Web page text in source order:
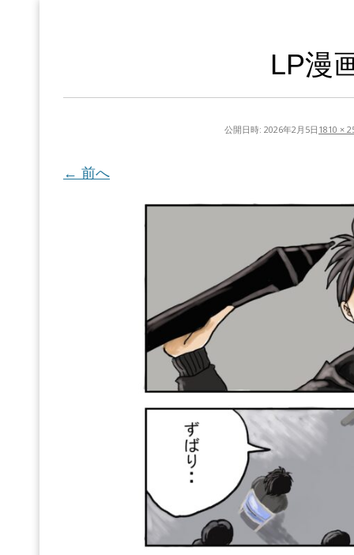
LP漫
公開日時: 2026年2月5日 1810 ×
← 前へ